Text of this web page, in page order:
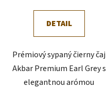
DETAIL
Prémiový sypaný čierny čaj
Akbar Premium Earl Grey s
elegantnou arómou